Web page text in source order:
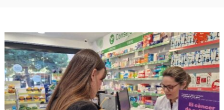
u
e
s
d
e
L
f
o
r
m
a
c
i
ó
d